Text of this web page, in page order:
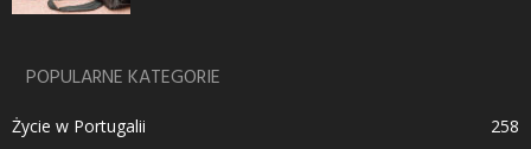
POPULARNE KATEGORIE
Życie w Portugalii
258